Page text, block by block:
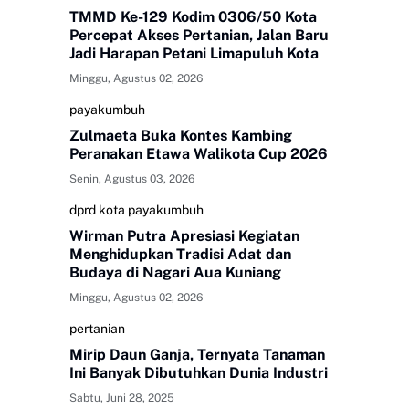
TMMD Ke-129 Kodim 0306/50 Kota
Percepat Akses Pertanian, Jalan Baru
Jadi Harapan Petani Limapuluh Kota
Minggu, Agustus 02, 2026
payakumbuh
Zulmaeta Buka Kontes Kambing
Peranakan Etawa Walikota Cup 2026
Senin, Agustus 03, 2026
dprd kota payakumbuh
Wirman Putra Apresiasi Kegiatan
Menghidupkan Tradisi Adat dan
Budaya di Nagari Aua Kuniang
Minggu, Agustus 02, 2026
pertanian
Mirip Daun Ganja, Ternyata Tanaman
Ini Banyak Dibutuhkan Dunia Industri
Sabtu, Juni 28, 2025